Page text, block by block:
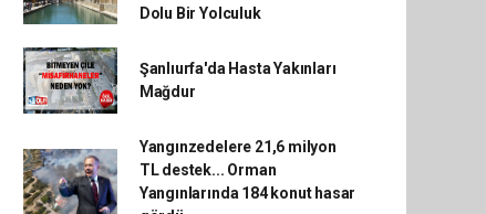
Dolu Bir Yolculuk
Şanlıurfa'da Hasta Yakınları
Mağdur
Yangınzedelere 21,6 milyon
TL destek... Orman
Yangınlarında 184 konut hasar